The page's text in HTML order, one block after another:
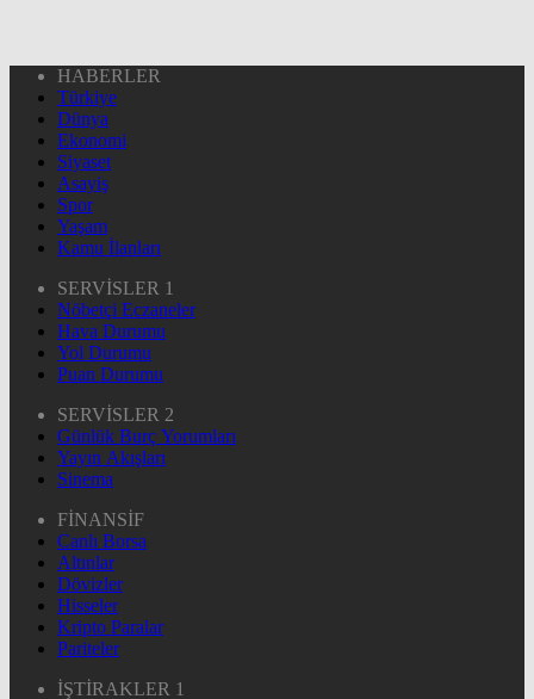
HABERLER
Türkiye
Dünya
Ekonomi
Siyaset
Asayiş
Spor
Yaşam
Kamu İlanları
SERVİSLER 1
Nöbetçi Eczaneler
Hava Durumu
Yol Durumu
Puan Durumu
SERVİSLER 2
Günlük Burç Yorumları
Yayın Akışları
Sinema
FİNANSİF
Canlı Borsa
Altınlar
Dövizler
Hisseler
Kripto Paralar
Pariteler
İŞTİRAKLER 1